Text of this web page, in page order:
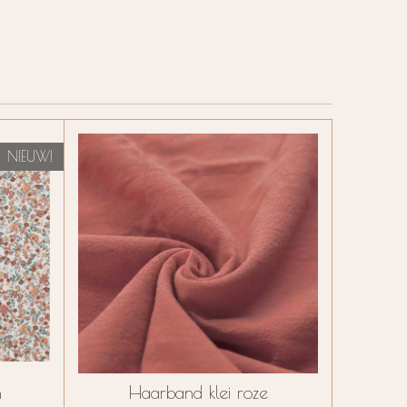
NIEUW!
Haarband klei roze